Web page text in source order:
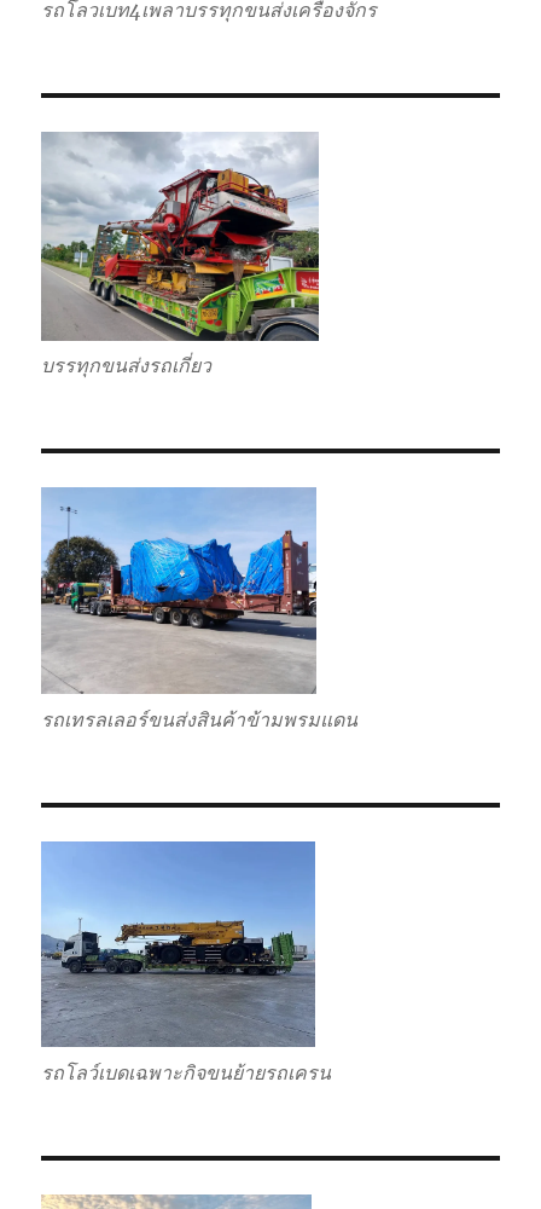
รถโลวเบท4เพลาบรรทุกขนส่งเครื่องจักร
บรรทุกขนส่งรถเกี่ยว
รถเทรลเลอร์ขนส่งสินค้าข้ามพรมแดน
รถโลว์เบดเฉพาะกิจขนย้ายรถเครน